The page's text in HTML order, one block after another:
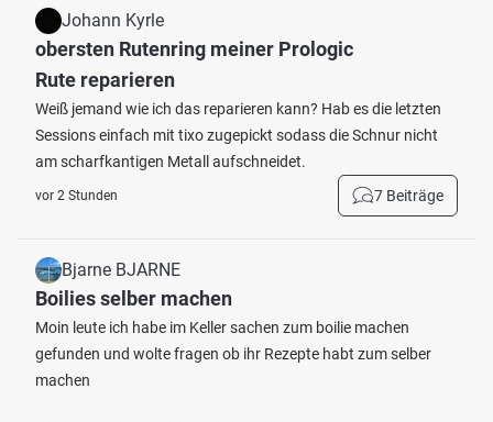
Johann Kyrle
obersten Rutenring meiner Prologic
Rute reparieren
Weiß jemand wie ich das reparieren kann? Hab es die letzten
Sessions einfach mit tixo zugepickt sodass die Schnur nicht
am scharfkantigen Metall aufschneidet.
vor 2 Stunden 7 Beiträge
Bjarne BJARNE
Boilies selber machen
Moin leute ich habe im Keller sachen zum boilie machen
gefunden und wolte fragen ob ihr Rezepte habt zum selber
machen